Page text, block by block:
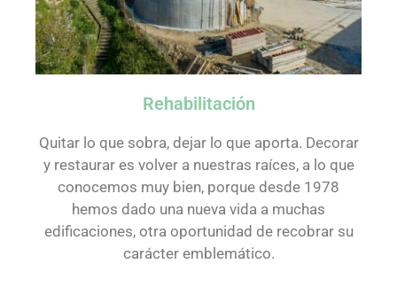
Rehabilitación
Quitar lo que sobra, dejar lo que aporta. Decorar
y restaurar es volver a nuestras raíces, a lo que
conocemos muy bien, porque desde 1978
hemos dado una nueva vida a muchas
edificaciones, otra oportunidad de recobrar su
carácter emblemático.